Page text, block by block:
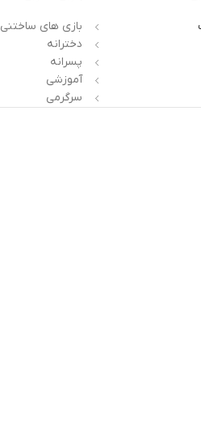
بازی های ساختنی
دخترانه
پسرانه
آموزشی
سرگرمی